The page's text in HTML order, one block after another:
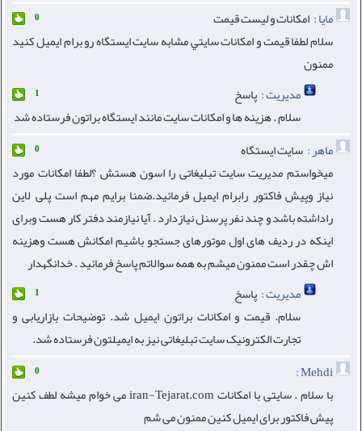
مايا : امكانات و ليست قيمت 0
سلام لطفا قیمت و امكانات سايتي مشابه سایت ایستگاه رو برام ايميل كنيد
ممنون
مدیریت : پاسخ 1
سلام . هزینه ها و امکانات سایت مانند ایستگاه براتون فرستاده شد
ماهر : سایت ایستگاه 0
میخواستم مدیریت سایت تبلیغاتی را اسون هستش ؟لطفا امکانات مورد
نیاز وپیش فاکتور رابرام ایمیل فرمائید.ضمنا برایم مهم است پلی لاین
راداشته باشد و چند نفر پرسنل نیازدارد . آیا نیازمند دفتر کار هست وبرای
اینکه در ردیف های اول موتورهای جستجو باشیم امکانش هست وهزینه
اش چقدر است ممنون میشم به همه سوالاتم پاسخ فرمائید . خدانگهدار
مدیریت : پاسخ 1
سلام. قیمت و امکانات براتون ایمیل شد. توضیحات بازاریابی و
تجارت الکترونیک سایت تبلیغاتی نیز به ایمیلتون فرستاده شد.
Mehdi :
0
با سلام . سایتی با امکانات iran-Tejarat.com می خوام میشه لطف کنین
پیش فاکتور برای ایمیل کنین ممنون می شم